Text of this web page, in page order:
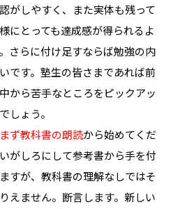
がしやすく、また実体も残って
にとっても達成感が得られるよ
さらに付け足すならば勉強の内
です。塾生の皆さまであれば前
から苦手なところをピックアッ
しょう。
ず教科書の朗読から始めてくだ
がしろにして参考書から手を付
すが、教科書の理解なしではそ
えません。断言します。新しい